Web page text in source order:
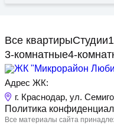
Все квартирыСтудии
3-комнатные4-
Адрес ЖК:
г. Краснодар, ул.
Политика
Все материалы сайта